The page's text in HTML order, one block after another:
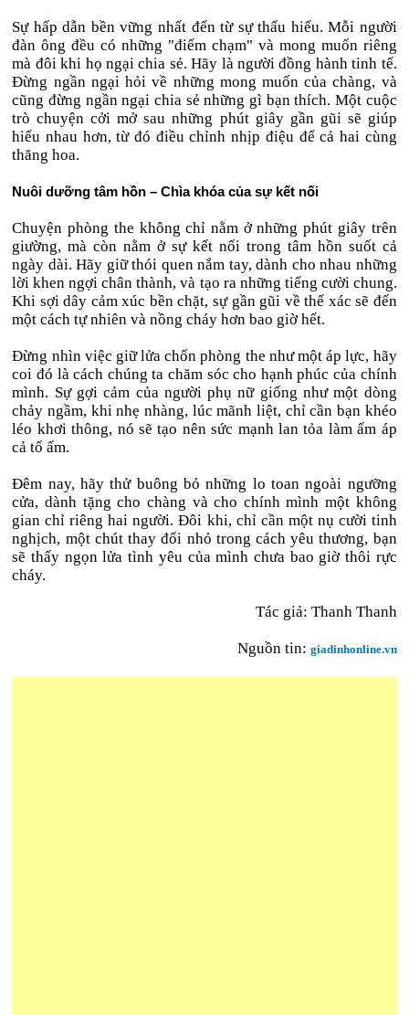
Sự hấp dẫn bền vững nhất đến từ sự thấu hiểu. Mỗi người
đàn ông đều có những "điểm chạm" và mong muốn riêng
mà đôi khi họ ngại chia sẻ. Hãy là người đồng hành tinh tế.
Đừng ngần ngại hỏi về những mong muốn của chàng, và
cũng đừng ngần ngại chia sẻ những gì bạn thích. Một cuộc
trò chuyện cởi mở sau những phút giây gần gũi sẽ giúp
hiểu nhau hơn, từ đó điều chỉnh nhịp điệu để cả hai cùng
thăng hoa.
Nuôi dưỡng tâm hồn – Chìa khóa của sự kết nối
Chuyện phòng the không chỉ nằm ở những phút giây trên
giường, mà còn nằm ở sự kết nối trong tâm hồn suốt cả
ngày dài. Hãy giữ thói quen nắm tay, dành cho nhau những
lời khen ngợi chân thành, và tạo ra những tiếng cười chung.
Khi sợi dây cảm xúc bền chặt, sự gần gũi về thể xác sẽ đến
một cách tự nhiên và nồng cháy hơn bao giờ hết.
Đừng nhìn việc giữ lửa chốn phòng the như một áp lực, hãy
coi đó là cách chúng ta chăm sóc cho hạnh phúc của chính
mình. Sự gợi cảm của người phụ nữ giống như một dòng
chảy ngầm, khi nhẹ nhàng, lúc mãnh liệt, chỉ cần bạn khéo
léo khơi thông, nó sẽ tạo nên sức mạnh lan tỏa làm ấm áp
cả tổ ấm.
Đêm nay, hãy thử buông bỏ những lo toan ngoài ngưỡng
cửa, dành tặng cho chàng và cho chính mình một không
gian chỉ riêng hai người. Đôi khi, chỉ cần một nụ cười tinh
nghịch, một chút thay đổi nhỏ trong cách yêu thương, bạn
sẽ thấy ngọn lửa tình yêu của mình chưa bao giờ thôi rực
cháy.
Tác giả: Thanh Thanh
Nguồn tin: giadinhonline.vn